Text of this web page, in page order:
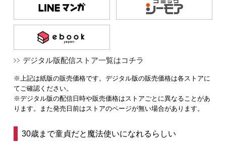
デジタル版配信ストア一覧はコチラ
※上記は紙版の販売価格です。デジタル版の販売価格は各ストアに
てご確認ください。
※デジタル版の配信日時や販売価格はストアごとに異なることがあ
ります。また発売日前はストアのページが無い場合があります。
30歳まで童貞だと魔法使いになれるらしい